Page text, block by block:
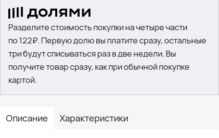
Описание Характеристики
Разделите стоимость покупки на четыре части
по 122₽. Первую долю вы платите сразу, остальные
три будут списываться раз в две недели. Вы
получите товар сразу, как при обычной покупке
картой.